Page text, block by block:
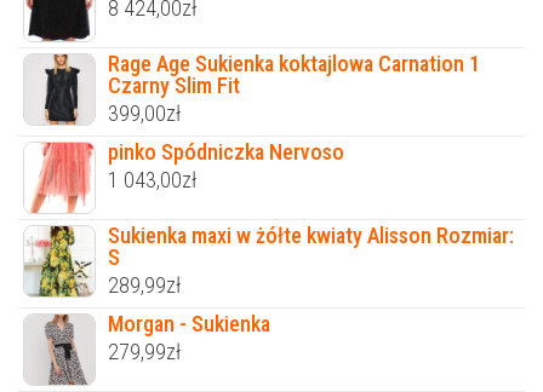
8 424,00zł
Rage Age Sukienka koktajlowa Carnation 1
Czarny Slim Fit
399,00zł
pinko Spódniczka Nervoso
1 043,00zł
Sukienka maxi w żółte kwiaty Alisson Rozmiar:
S
289,99zł
Morgan - Sukienka
279,99zł